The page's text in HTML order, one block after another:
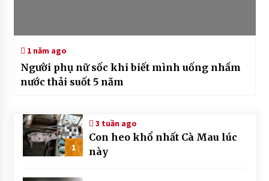
1 năm ago
Người phụ nữ sốc khi biết mình uống nhầm
nước thải suốt 5 năm
1
3 tuần ago
Con heo khổ nhất Cà Mau lúc
này